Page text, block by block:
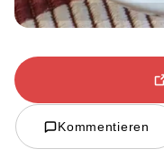
Kommentieren